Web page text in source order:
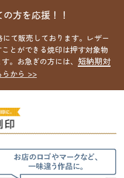
方を応援！！
にて販売しております。レザー
とができる焼印は押す対象物
。お急ぎの方には、 短納期対
らから >>